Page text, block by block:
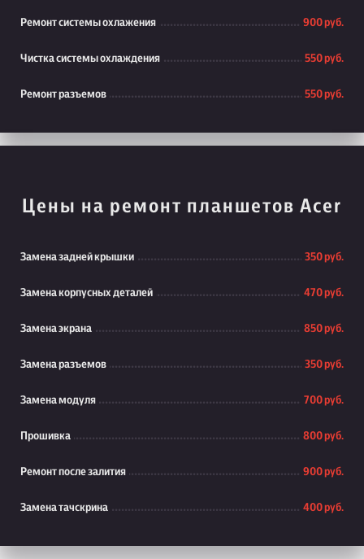
Ремонт системы охлажения 900 руб.
Чистка системы охлаждения 550 руб.
Ремонт разъемов 550 руб.
Цены на ремонт планшетов Acer
Замена задней крышки 350 руб.
Замена корпусных деталей 470 руб.
Замена экрана 850 руб.
Замена разъемов 350 руб.
Замена модуля 700 руб.
Прошивка 800 руб.
Ремонт после залития 900 руб.
Замена тачскрина 400 руб.